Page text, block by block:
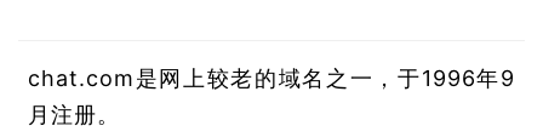
chat.com是网上较老的域名之一，于1996年9
月注册。